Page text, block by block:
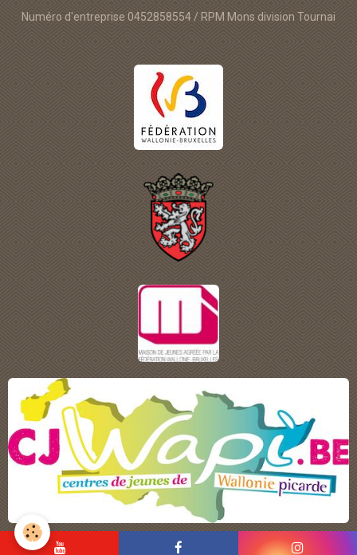
Numéro d'entreprise 0452858554 / RPM Mons division Tournai